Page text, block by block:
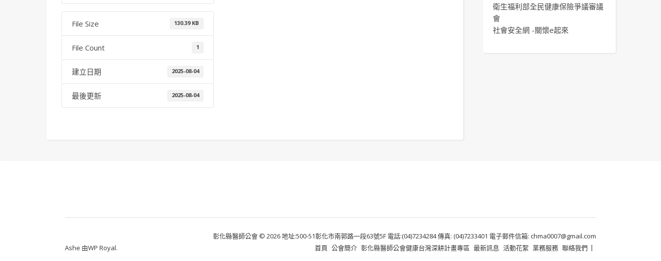
File Size 130.39 KB
File Count 1
建立日期 2025-08-04
最後更新 2025-08-04
衛生福利部全民健康保險爭議審議
會
社會安全網 -關懷e起來
彰化縣醫師公會 © 2026 地址:500-51彰化市南郭路一段63號5F 電話:(04)7234284 傳真: (04)7233401 電子郵件信箱: chma0007@gmail.com
首頁 公會簡介 彰化縣醫師公會健康台灣深耕計畫專區 最新訊息 活動花絮 業務服務 聯絡我們
Ashe 由WP Royal.